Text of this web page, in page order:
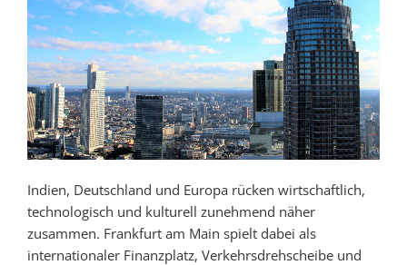
Indien, Deutschland und Europa rücken wirtschaftlich,
technologisch und kulturell zunehmend näher
zusammen. Frankfurt am Main spielt dabei als
internationaler Finanzplatz, Verkehrsdrehscheibe und